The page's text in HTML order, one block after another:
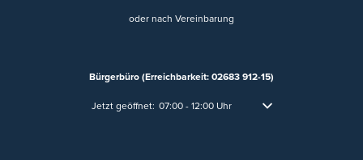
oder nach Vereinbarung
Bürgerbüro (Erreichbarkeit: 02683 912-15)
Klicken, um weitere Öffnungs- oder Schließzeiten
Jetzt geöffnet: 07:00- 12:00Uhr Von 07:00 bis 12:00 Uhr